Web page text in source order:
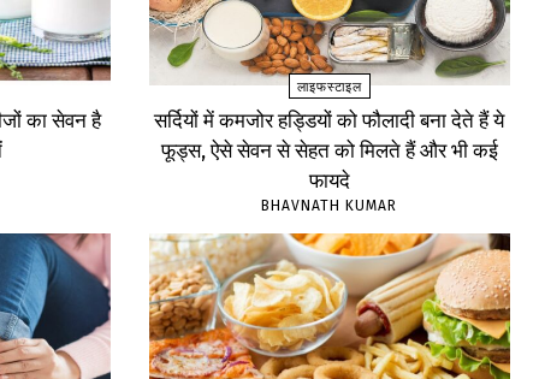
का सेवन है
लाइफस्टाइल
सर्दियों में कमजोर हड्डियों को फौलादी बना देते हैं ये
फूड्स, ऐसे सेवन से सेहत को मिलते हैं और भी कई
फायदे
BHAVNATH KUMAR